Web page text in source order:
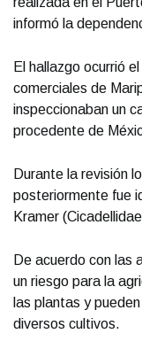
informó la
El hallazgo ocurrió
comerciales de
inspeccionaban un
procedente de
Durante la revisión
posteriormente fue
Kramer
De acuerdo con las
un riesgo para la
las plantas y
diversos cultivos.